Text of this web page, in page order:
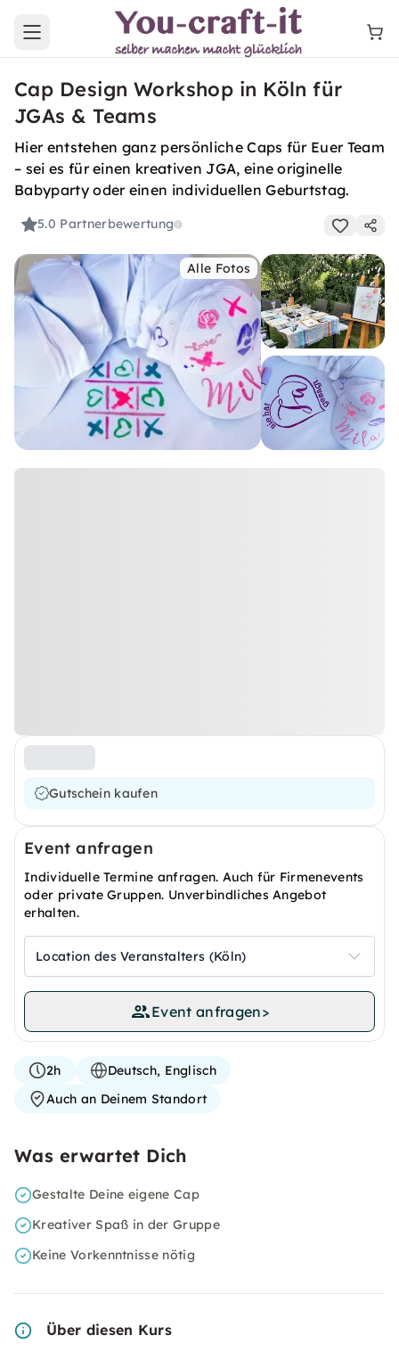
Open main menu
Cap Design Workshop in Köln für
JGAs & Teams
Hier entstehen ganz persönliche Caps für Euer Team
– sei es für einen kreativen JGA, eine originelle
Babyparty oder einen individuellen Geburtstag.
5.0 Partnerbewertung
Alle Fotos
Gutschein kaufen
Event anfragen
Individuelle Termine anfragen. Auch für Firmenevents
oder private Gruppen. Unverbindliches Angebot
erhalten.
Location des Veranstalters (Köln)
Event anfragen>
2h
Deutsch, Englisch
Auch an Deinem Standort
Was erwartet Dich
Gestalte Deine eigene Cap
Kreativer Spaß in der Gruppe
Keine Vorkenntnisse nötig
Über diesen Kurs